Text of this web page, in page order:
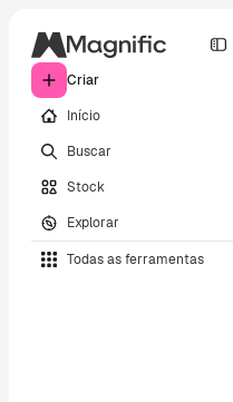
Criar
Início
Buscar
Stock
Explorar
Todas as ferramentas